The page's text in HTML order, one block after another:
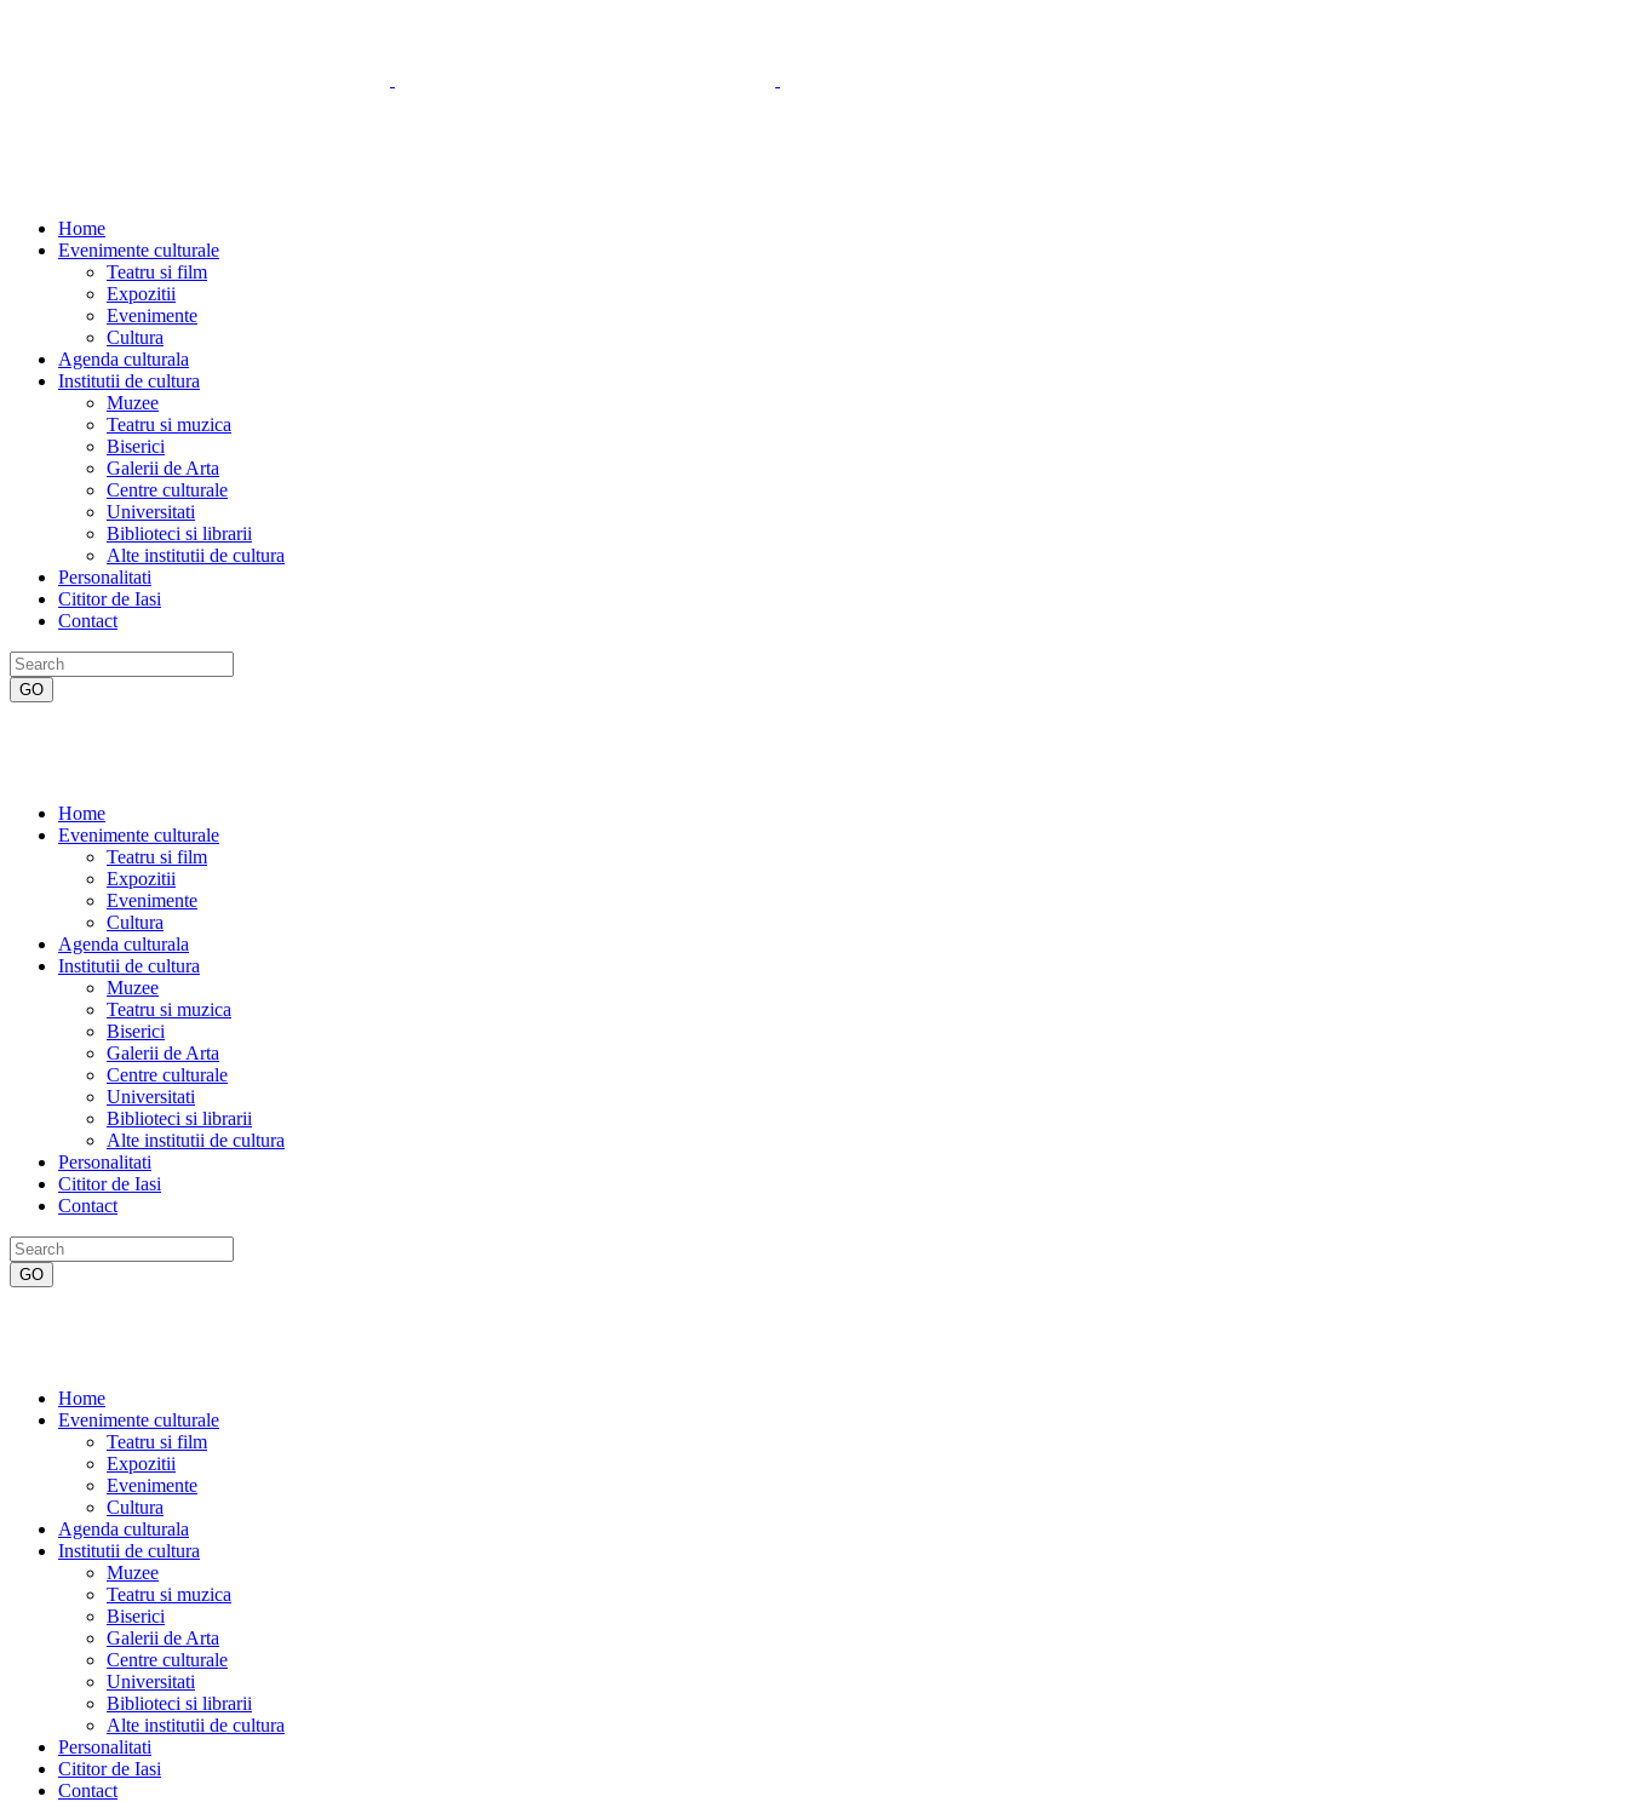
Home
Evenimente culturale
Teatru si film
Expozitii
Evenimente
Cultura
Agenda culturala
Institutii de cultura
Muzee
Teatru si muzica
Biserici
Galerii de Arta
Centre culturale
Universitati
Biblioteci si librarii
Alte institutii de cultura
Personalitati
Cititor de Iasi
Contact
Home
Evenimente culturale
Teatru si film
Expozitii
Evenimente
Cultura
Agenda culturala
Institutii de cultura
Muzee
Teatru si muzica
Biserici
Galerii de Arta
Centre culturale
Universitati
Biblioteci si librarii
Alte institutii de cultura
Personalitati
Cititor de Iasi
Contact
Home
Evenimente culturale
Teatru si film
Expozitii
Evenimente
Cultura
Agenda culturala
Institutii de cultura
Muzee
Teatru si muzica
Biserici
Galerii de Arta
Centre culturale
Universitati
Biblioteci si librarii
Alte institutii de cultura
Personalitati
Cititor de Iasi
Contact